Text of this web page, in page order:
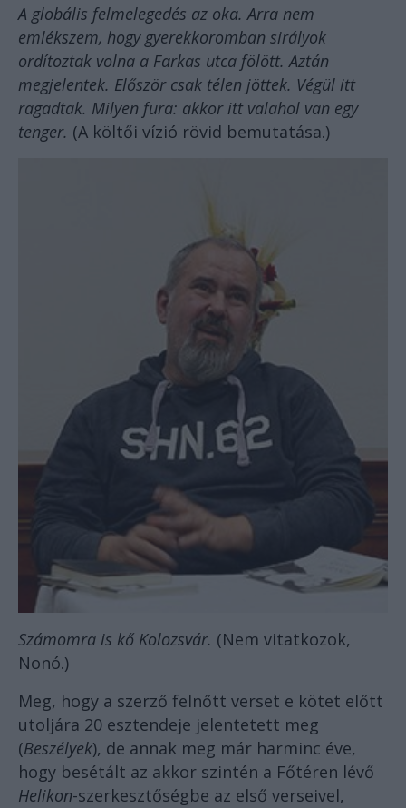
A globális felmelegedés az oka. Arra nem
emlékszem, hogy gyerekkoromban sirályok
ordítoztak volna a Farkas utca fölött. Aztán
megjelentek. Először csak télen jöttek. Végül itt
ragadtak. Milyen fura: akkor itt valahol van egy
tenger. (A költői vízió rövid bemutatása.)
Számomra is kő Kolozsvár. (Nem vitatkozok,
Nonó.)
Meg, hogy a szerző felnőtt verset e kötet előtt
utoljára 20 esztendeje jelentetett meg
(Beszélyek), de annak meg már harminc éve,
hogy besétált az akkor szintén a Főtéren lévő
Helikon-szerkesztőségbe az első verseivel,